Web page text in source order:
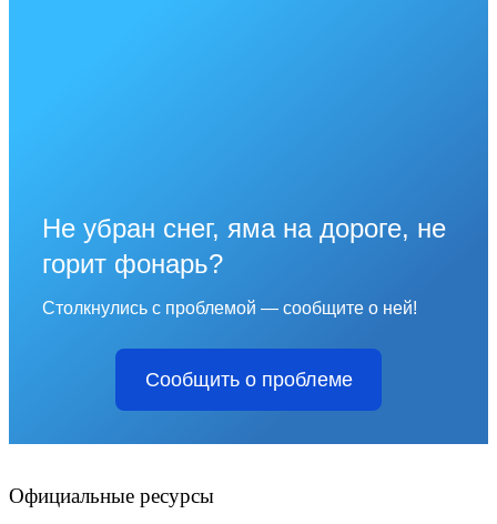
Не убран снег, яма на дороге, не
горит фонарь?
Столкнулись с проблемой — сообщите о ней!
Сообщить о проблеме
Официальные ресурсы